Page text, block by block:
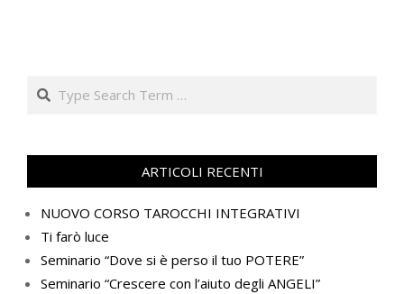
Search
ARTICOLI RECENTI
NUOVO CORSO TAROCCHI INTEGRATIVI
Ti farò luce
Seminario “Dove si è perso il tuo POTERE”
Seminario “Crescere con l’aiuto degli ANGELI”